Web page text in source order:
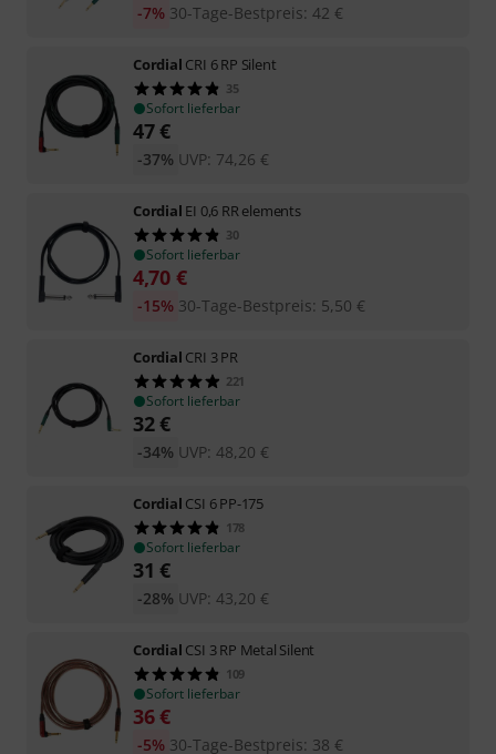
30-Tage-Bestpreis: 42 €
-7%
Cordial CRI 6 RP Silent
35
Sofort lieferbar
47€
UVP: 74,26 €
-37%
Cordial EI 0,6 RR elements
30
Sofort lieferbar
4,70 €
30-Tage-Bestpreis: 5,50 €
-15%
Cordial CRI 3 PR
221
Sofort lieferbar
32€
UVP: 48,20 €
-34%
Cordial CSI 6 PP-175
178
Sofort lieferbar
31 €
UVP: 43,20 €
-28%
Cordial CSI 3 RP Metal Silent
109
Sofort lieferbar
36€
30-Tage-Bestpreis: 38 €
-5%